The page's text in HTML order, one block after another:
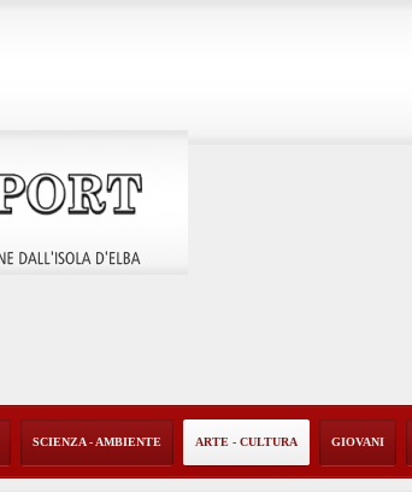
SCIENZA - AMBIENTE ARTE - CULTURA GIOVANI